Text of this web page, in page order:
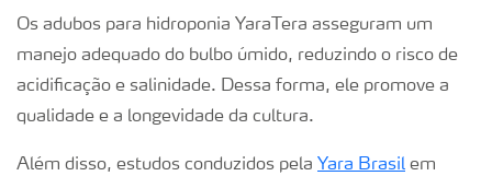
Os adubos para hidroponia YaraTera asseguram um
manejo adequado do bulbo úmido, reduzindo o risco de
acidificação e salinidade. Dessa forma, ele promove a
qualidade e a longevidade da cultura.
Além disso, estudos conduzidos pela Yara Brasil em